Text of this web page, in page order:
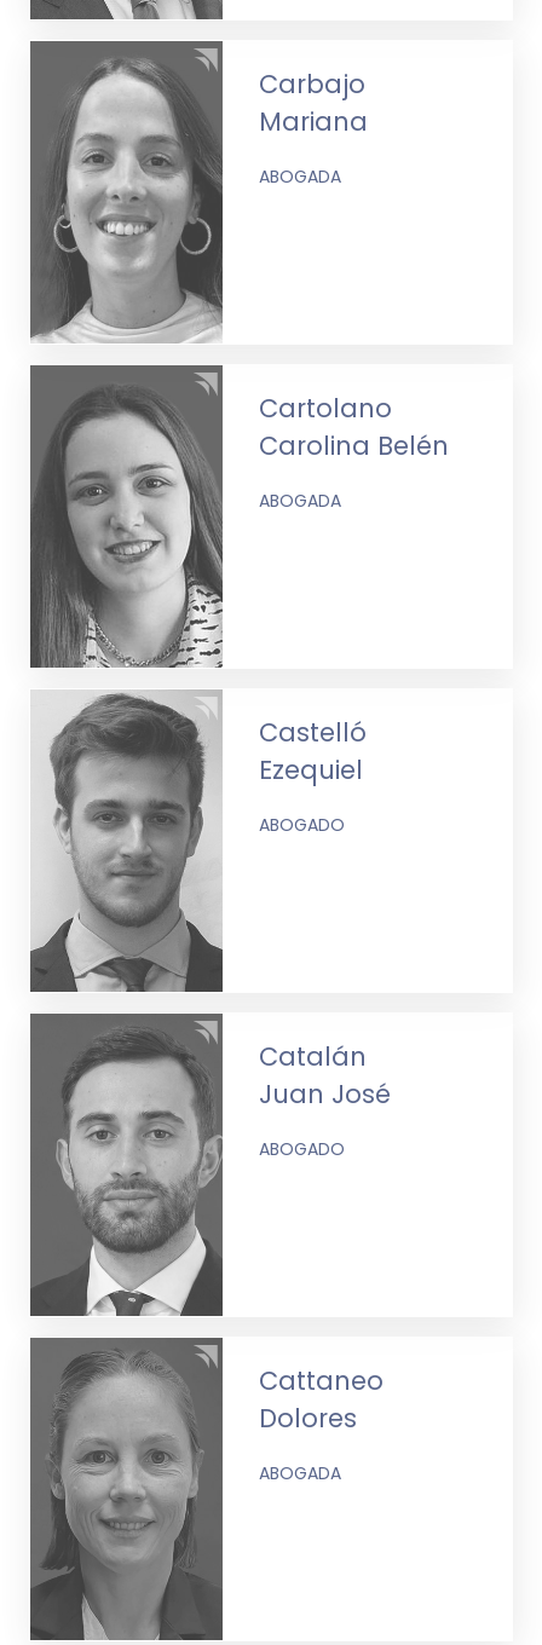
Carbajo
Mariana
ABOGADA
Cartolano
Carolina Belén
ABOGADA
Castelló
Ezequiel
ABOGADO
Catalán
Juan José
ABOGADO
Cattaneo
Dolores
ABOGADA